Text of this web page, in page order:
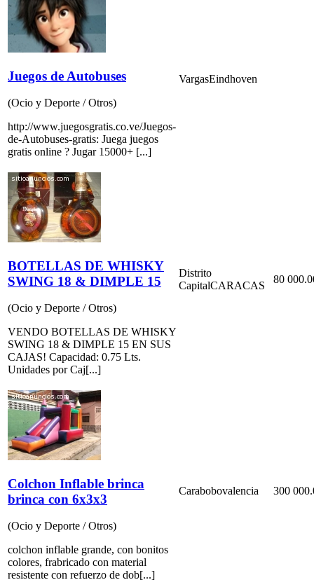
Juegos de Autobuses
(Ocio y Deporte / Otros)
http://www.juegosgratis.co.ve/Juegos-
de-Autobuses-gratis: Juega juegos
gratis online ? Jugar 15000+ [...]
VargasEindhoven
BOTELLAS DE WHISKY
SWING 18 & DIMPLE 15
(Ocio y Deporte / Otros)
VENDO BOTELLAS DE WHISKY
SWING 18 & DIMPLE 15 EN SUS
CAJAS! Capacidad: 0.75 Lts.
Unidades por Caj[...]
Distrito
CapitalCARACAS
80
Colchon Inflable brinca
brinca con 6x3x3
(Ocio y Deporte / Otros)
colchon inflable grande, con bonitos
colores, frabricado con material
resistente con refuerzo de dob[...]
Carabobovalencia 300